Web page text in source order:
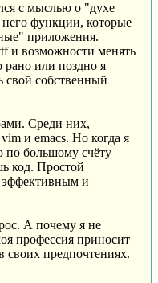
с мыслью о "духе
него функции, которые
приложения.
и возможности менять
рано или поздно я
свой собственный
Среди них,
и emacs. Но когда я
по большому счёту
код. Простой
и
А почему я не
профессия приносит
своих предпочтениях.